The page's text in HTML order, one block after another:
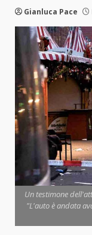
Gianluca Pace
Un testimone
"L'auto è andata